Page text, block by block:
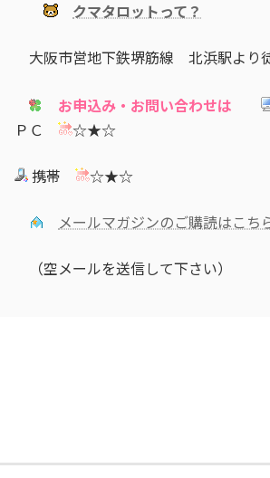
クマタロットって？
大阪市営地下鉄堺筋線 北浜駅より
お申込み・お問い合わせは
ＰＣ
☆★☆
携帯 ☆★☆
メールマガジンのご購読はこち
（空メールを送信して下さい）